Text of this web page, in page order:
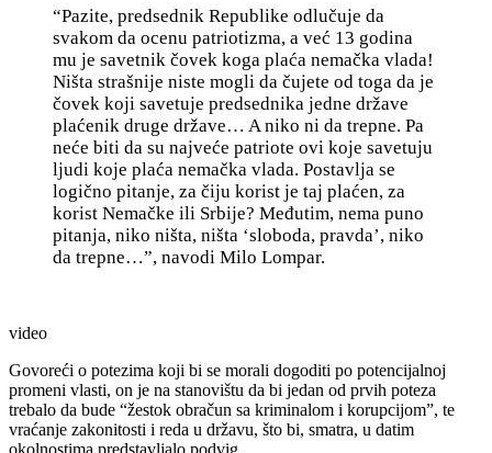
“Pazite, predsednik Republike odlučuje da
svakom da ocenu patriotizma, a već 13 godina
mu je savetnik čovek koga plaća nemačka vlada!
Ništa strašnije niste mogli da čujete od toga da je
čovek koji savetuje predsednika jedne države
plaćenik druge države… A niko ni da trepne. Pa
neće biti da su najveće patriote ovi koje savetuju
ljudi koje plaća nemačka vlada. Postavlja se
logično pitanje, za čiju korist je taj plaćen, za
korist Nemačke ili Srbije? Međutim, nema puno
pitanja, niko ništa, ništa ‘sloboda, pravda’, niko
da trepne…”, navodi Milo Lompar.
video
Govoreći o potezima koji bi se morali dogoditi po potencijalnoj
promeni vlasti, on je na stanovištu da bi jedan od prvih poteza
trebalo da bude “žestok obračun sa kriminalom i korupcijom”, te
vraćanje zakonitosti i reda u državu, što bi, smatra, u datim